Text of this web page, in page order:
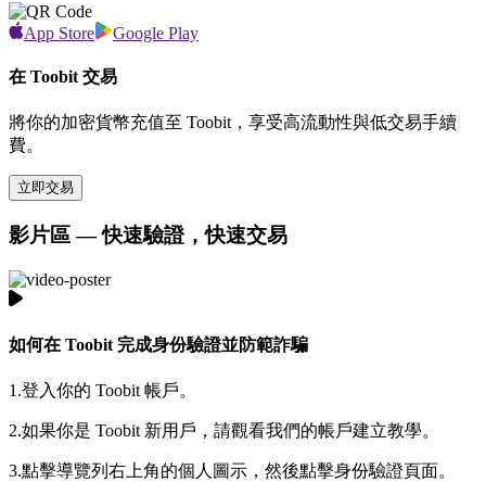
App Store Google Play
在 Toobit 交易
將你的加密貨幣充值至 Toobit，享受高流動性與低交易手續
費。
立即交易
影片區 — 快速驗證，快速交易
如何在 Toobit 完成身份驗證並防範詐騙
1.登入你的 Toobit 帳戶。
2.如果你是 Toobit 新用戶，請觀看我們的帳戶建立教學。
3.點擊導覽列右上角的個人圖示，然後點擊身份驗證頁面。